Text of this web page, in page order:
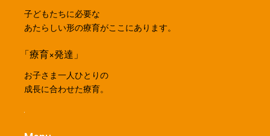
子どもたちに必要な
あたらしい形の療育がここにあります。
「療育×発達」
お子さま一人ひとりの
成長に合わせた療育。